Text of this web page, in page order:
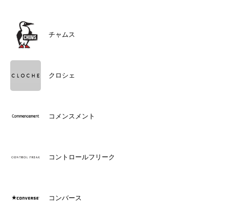
チャムス
クロシェ
コメンスメント
コントロールフリーク
コンバース